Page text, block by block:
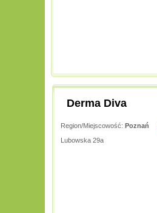
Derma Diva
Region/Miejscowość: Poznań
Lubowska 29a